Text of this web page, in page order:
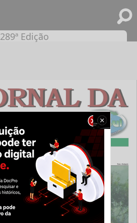
289ª Edição